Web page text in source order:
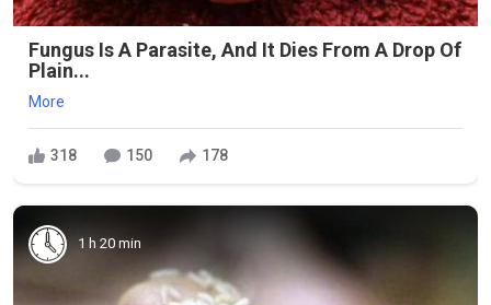
Fungus Is A Parasite, And It Dies From A Drop Of
Plain...
More
318 150 178
1 h 20 min